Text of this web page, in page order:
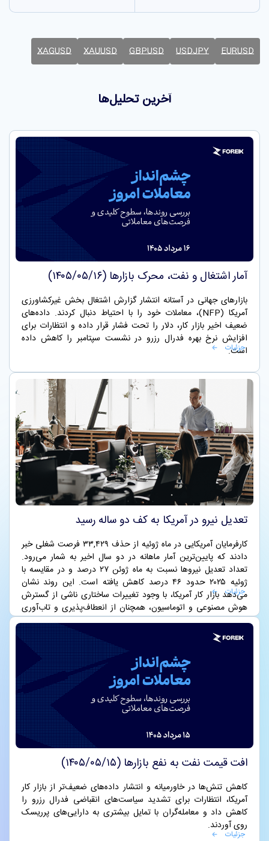
EURUSD
USDJPY
GBPUSD
XAUUSD
XAGUSD
آخرین تحلیل‌ها
آمار اشتغال و نفت، محرک بازارها (۱۴۰۵/۰۵/۱۶)
بازارهای جهانی در آستانه انتشار گزارش اشتغال بخش غیرکشاورزی
آمریکا (NFP)، معاملات خود را با احتیاط دنبال کردند. داده‌های
ضعیف اخیر بازار کار، دلار را تحت فشار قرار داده و انتظارات برای
افزایش نرخ بهره فدرال رزرو در نشست سپتامبر را کاهش داده
است.
جزئیات
تعدیل نیرو در آمریکا به کف دو ساله رسید
کارفرمایان آمریکایی در ماه ژوئیه از حذف ۳۳,۴۲۹ فرصت شغلی خبر
دادند که پایین‌ترین آمار ماهانه در دو سال اخیر به شمار می‌رود.
تعداد تعدیل نیروها نسبت به ماه ژوئن ۲۷ درصد و در مقایسه با
ژوئیه ۲۰۲۵ حدود ۴۶ درصد کاهش یافته است. این روند نشان
می‌دهد بازار کار آمریکا، با وجود تغییرات ساختاری ناشی از گسترش
هوش مصنوعی و اتوماسیون، همچنان از انعطاف‌پذیری و تاب‌آوری
بالایی برخوردار است.
جزئیات
افت قیمت نفت به نفع بازارها (۱۴۰۵/۰۵/۱۵)
کاهش تنش‌ها در خاورمیانه و انتشار داده‌های ضعیف‌تر از بازار کار
آمریکا، انتظارات برای تشدید سیاست‌های انقباضی فدرال رزرو را
کاهش داد و معامله‌گران با تمایل بیشتری به دارایی‌های پرریسک
روی آوردند.
جزئیات